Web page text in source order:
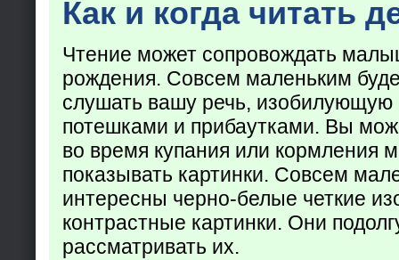
Как и когда читать
Чтение может сопровождать
рождения. Совсем маленьким
слушать вашу речь,
потешками и прибаутками. Вы
во время купания или кормления
показывать картинки. Совсем
интересны черно-белые четкие
контрастные картинки. Они
рассматривать их.